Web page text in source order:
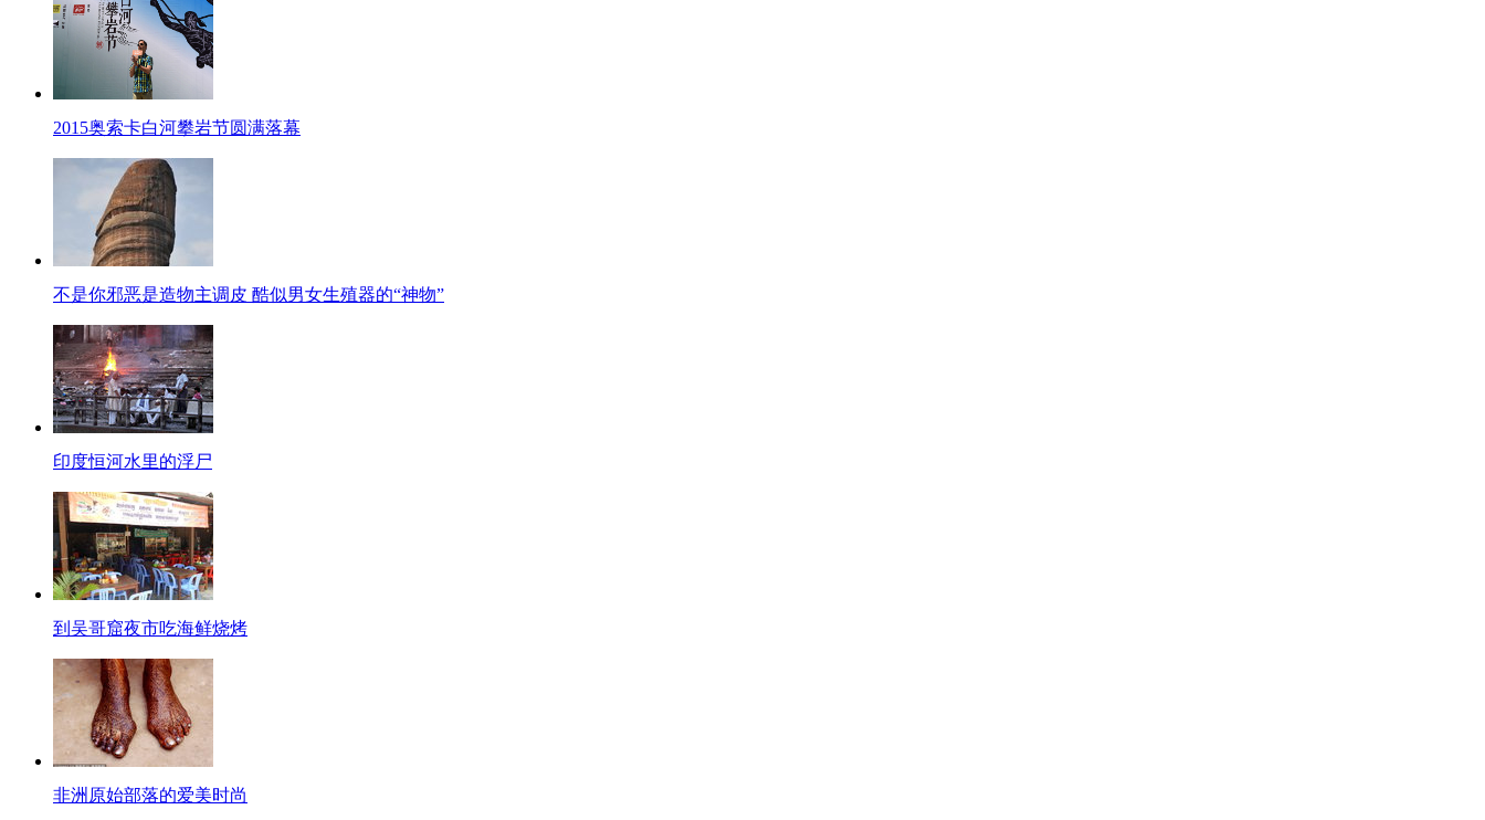
2015奥索卡白河攀岩节圆满落幕
不是你邪恶是造物主调皮 酷似男女生殖器的“神物”
印度恒河水里的浮尸
到吴哥窟夜市吃海鲜烧烤
非洲原始部落的爱美时尚